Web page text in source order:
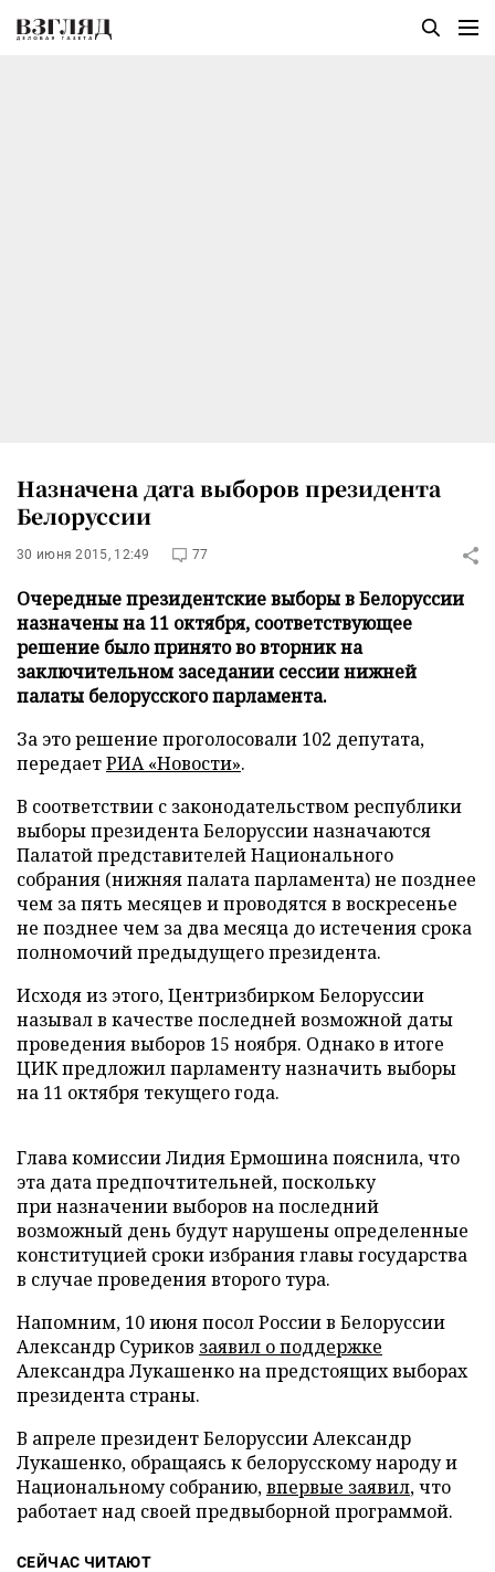
Назначена дата выборов президента
Белоруссии
30 июня 2015, 12:49 77
Очередные президентские выборы в Белоруссии
назначены на 11 октября, соответствующее
решение было принято во вторник на
заключительном заседании сессии нижней
палаты белорусского парламента.
За это решение проголосовали 102 депутата,
передаетРИА «Новости».
В соответствии с законодательством республики
выборы президента Белоруссии назначаются
Палатой представителей Национального
собрания (нижняя палата парламента) не позднее
чем за пять месяцев и проводятся в воскресенье
не позднее чем за два месяца до истечения срока
полномочий предыдущего президента.
Исходя из этого, Центризбирком Белоруссии
называл в качестве последней возможной даты
проведения выборов 15 ноября. Однако в итоге
ЦИК предложил парламенту назначить выборы
на 11 октября текущего года.
Глава комиссии Лидия Ермошина пояснила, что
эта дата предпочтительней, поскольку
при назначении выборов на последний
возможный день будут нарушены определенные
конституцией сроки избрания главы государства
в случае проведения второго тура.
Напомним, 10 июня посол России в Белоруссии
Александр Суриков заявил о поддержке
Александра Лукашенко на предстоящих выборах
президента страны.
В апреле президент Белоруссии Александр
Лукашенко, обращаясь к белорусскому народу и
Национальному собранию,впервые заявил, что
работает над своей предвыборной программой.
СЕЙЧАС ЧИТАЮТ